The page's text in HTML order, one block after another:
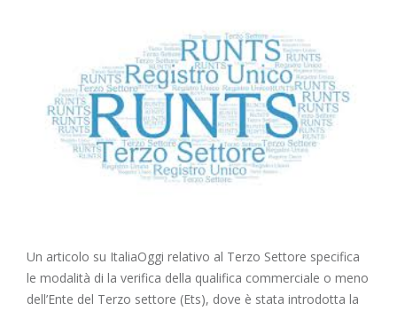
Un articolo su ItaliaOggi relativo al Terzo Settore specifica
le modalità di la verifica della qualifica commerciale o meno
dell’Ente del Terzo settore (Ets), dove è stata introdotta la